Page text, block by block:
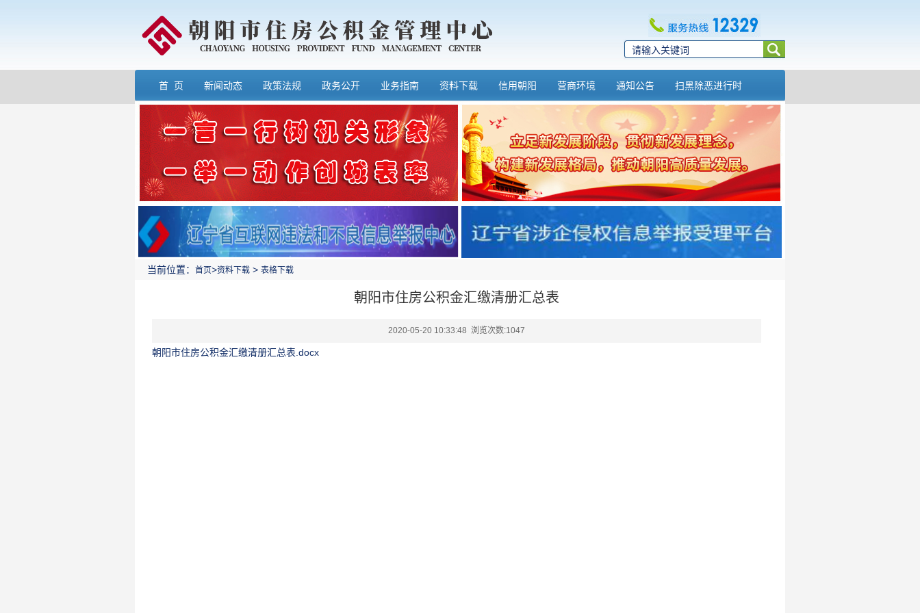
首 页 新闻动态 政策法规 政务公开 业务指南 资料下载 信用朝阳 营商环境 通知公告 扫黑除恶进行时
当前位置： 首页>资料下载 > 表格下载
朝阳市住房公积金汇缴清册汇总表
2020-05-20 10:33:48 浏览次数:1047
朝阳市住房公积金汇缴清册汇总表.docx